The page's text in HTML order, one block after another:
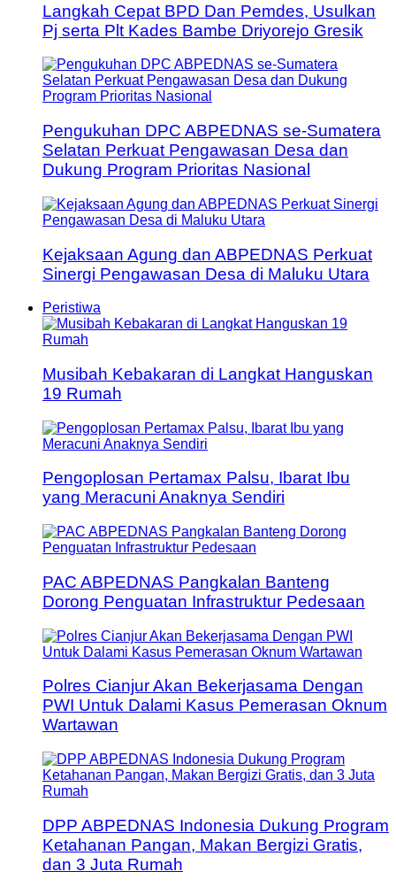
Langkah Cepat BPD Dan Pemdes, Usulkan
Pj serta Plt Kades Bambe Driyorejo Gresik
Pengukuhan DPC ABPEDNAS se-Sumatera
Selatan Perkuat Pengawasan Desa dan
Dukung Program Prioritas Nasional
Kejaksaan Agung dan ABPEDNAS Perkuat
Sinergi Pengawasan Desa di Maluku Utara
Peristiwa
Musibah Kebakaran di Langkat Hanguskan
19 Rumah
Pengoplosan Pertamax Palsu, Ibarat Ibu
yang Meracuni Anaknya Sendiri
PAC ABPEDNAS Pangkalan Banteng
Dorong Penguatan Infrastruktur Pedesaan
Polres Cianjur Akan Bekerjasama Dengan
PWI Untuk Dalami Kasus Pemerasan Oknum
Wartawan
DPP ABPEDNAS Indonesia Dukung Program
Ketahanan Pangan, Makan Bergizi Gratis,
dan 3 Juta Rumah